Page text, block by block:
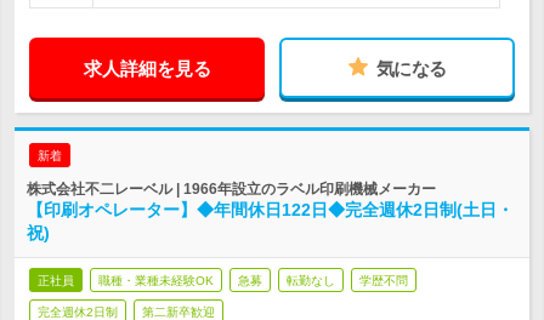
求人詳細を見る 気になる
新着
株式会社不二レーベル | 1966年設立のラベル印刷機械メーカー
【印刷オペレーター】◆年間休日122日◆完全週休2日制(土日・
祝)
正社員 職種・業種未経験OK 急募 転勤なし 学歴不問
完全週休2日制 第二新卒歓迎